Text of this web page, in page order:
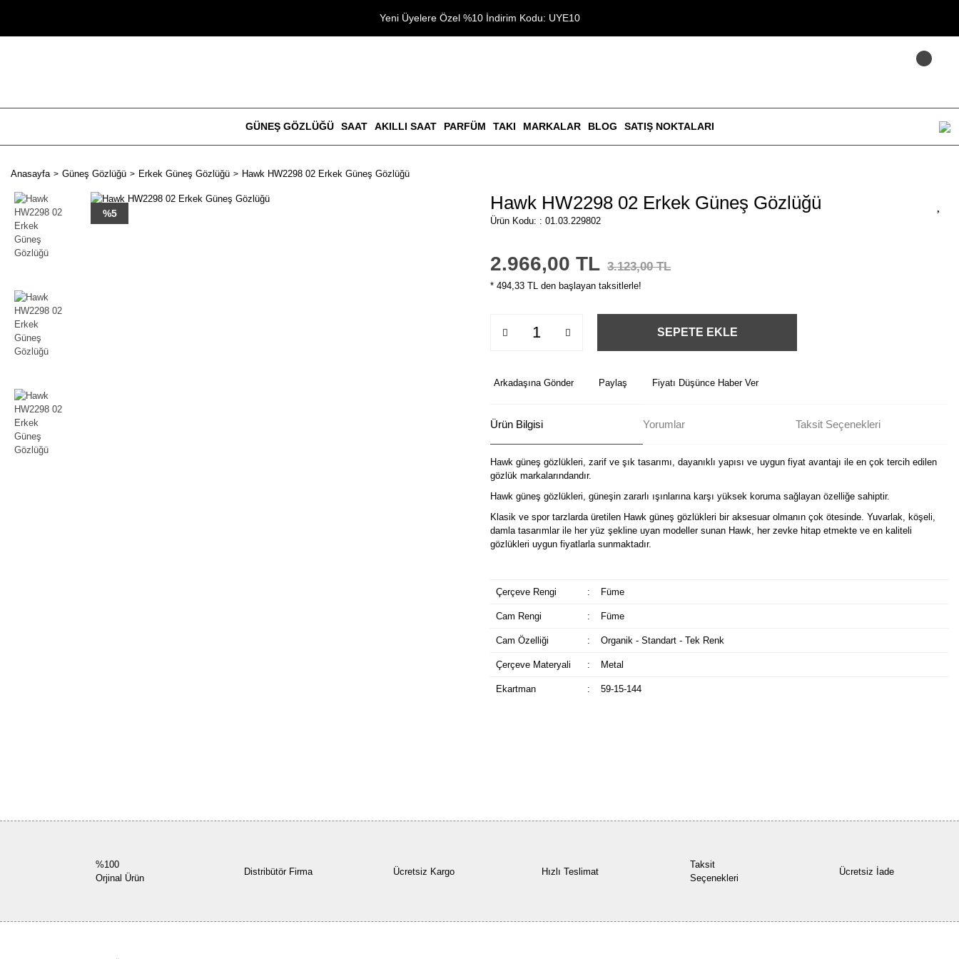
Yeni Üyelere Özel %10 İndirim Kodu: UYE10
GÜNEŞ GÖZLÜĞÜ SAAT AKILLI SAAT PARFÜM TAKI MARKALAR BLOG SATIŞ NOKTALARI
Anasayfa Güneş Gözlüğü Erkek Güneş Gözlüğü Hawk HW2298 02 Erkek Güneş Gözlüğü
%5 Hawk HW2298 02 Erkek Güneş Gözlüğü
Ürün Kodu: : 01.03.229802
2.966,00 TL 3.123,00 TL
* 494,33 TL den başlayan taksitlerle!
SEPETE EKLE
Arkadaşına Gönder Paylaş Fiyatı Düşünce Haber Ver
Ürün Bilgisi Yorumlar Taksit Seçenekleri
Hawk güneş gözlükleri, zarif ve şık tasarımı, dayanıklı yapısı ve uygun fiyat avantajı ile en çok tercih edilen
gözlük markalarındandır.
Hawk güneş gözlükleri, güneşin zararlı ışınlarına karşı yüksek koruma sağlayan özelliğe sahiptir.
Klasik ve spor tarzlarda üretilen Hawk güneş gözlükleri bir aksesuar olmanın çok ötesinde. Yuvarlak, köşeli,
damla tasarımlar ile her yüz şekline uyan modeller sunan Hawk, her zevke hitap etmekte ve en kaliteli
gözlükleri uygun fiyatlarla sunmaktadır.
Çerçeve Rengi : Füme
Cam Rengi : Füme
Cam Özelliği : Organik - Standart - Tek Renk
Çerçeve Materyali : Metal
Ekartman : 59-15-144
%100
Orjinal Ürün
Distribütör Firma Ücretsiz Kargo Hızlı Teslimat
Taksit
Seçenekleri
Ücretsiz İade